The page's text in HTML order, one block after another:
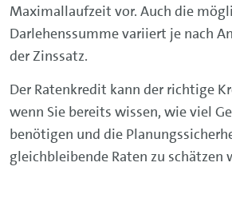
Maximallaufzeit vor. Auch die
Darlehenssumme variiert je nach
der Zinssatz.
Der Ratenkredit kann der richtige
wenn Sie bereits wissen, wie viel
benötigen und die
gleichbleibende Raten zu schätzen